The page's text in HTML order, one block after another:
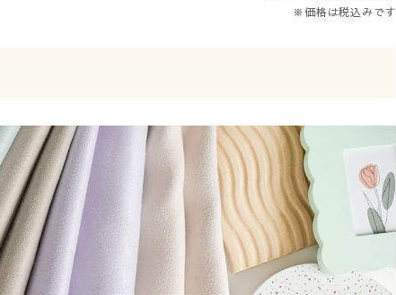
※価格は税込みです